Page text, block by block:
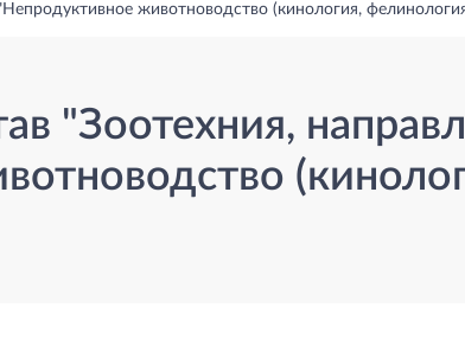
животноводство (кинология,
"Зоотехния,